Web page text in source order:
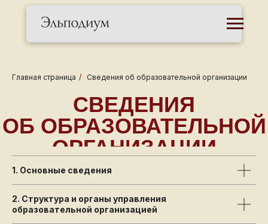
Главная страница / Сведения об образовательной организации
СВЕДЕНИЯ
ОРГАНИЗАЦИИ
1. Основные сведения
2. Структура и органы управления
образовательной организацией